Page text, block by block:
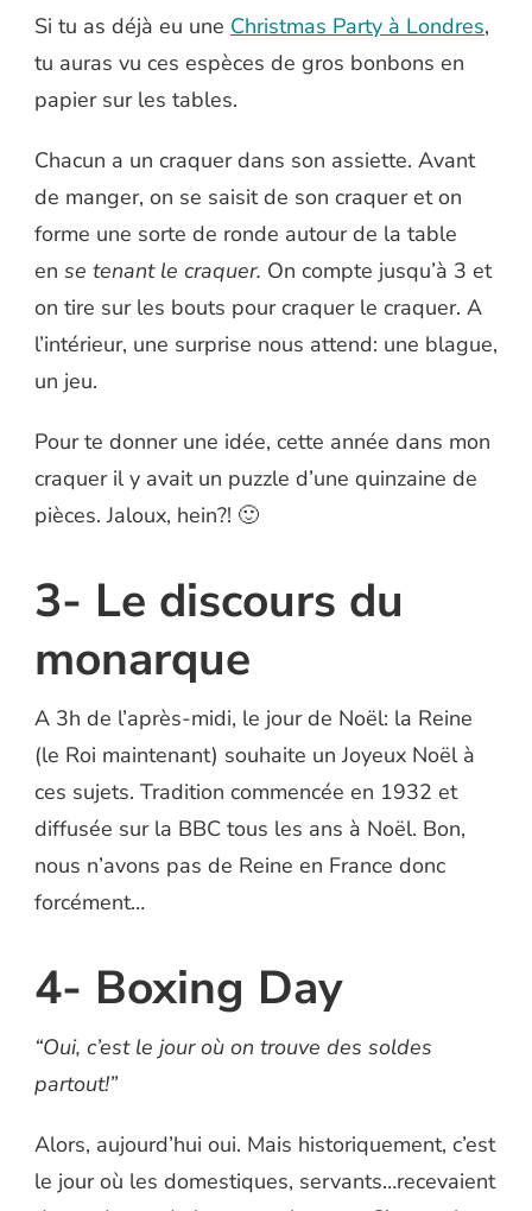
Si tu as déjà eu une Christmas Party à Londres,
tu auras vu ces espèces de gros bonbons en
papier sur les tables.
Chacun a un craquer dans son assiette. Avant
de manger, on se saisit de son craquer et on
forme une sorte de ronde autour de la table
en se tenant le craquer. On compte jusqu’à 3 et
on tire sur les bouts pour craquer le craquer. A
l’intérieur, une surprise nous attend: une blague,
un jeu.
Pour te donner une idée, cette année dans mon
craquer il y avait un puzzle d’une quinzaine de
pièces. Jaloux, hein?! 🙂
3- Le discours du
monarque
A 3h de l’après-midi, le jour de Noël: la Reine
(le Roi maintenant) souhaite un Joyeux Noël à
ces sujets. Tradition commencée en 1932 et
diffusée sur la BBC tous les ans à Noël. Bon,
nous n’avons pas de Reine en France donc
forcément…
4- Boxing Day
“Oui, c’est le jour où on trouve des soldes
partout!”
Alors, aujourd’hui oui. Mais historiquement, c’est
le jour où les domestiques, servants…recevaient